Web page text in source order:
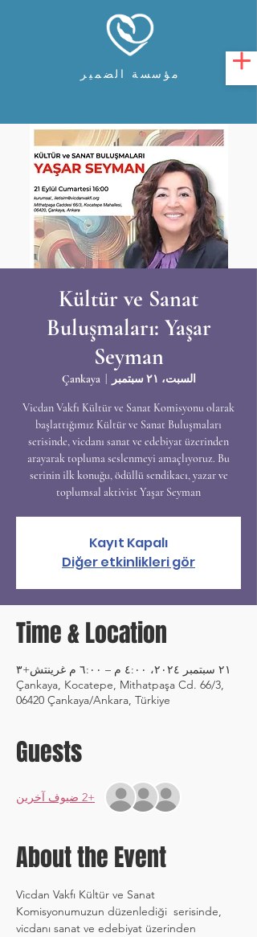
مؤسسة الضمير
Kültür ve Sanat
Buluşmaları: Yaşar
Seyman
السبت، ٢١ سبتمبر
  |
Çankaya
Vicdan Vakfı Kültür ve Sanat Komisyonu olarak
başlattığımız Kültür ve Sanat Buluşmaları
serisinde, vicdanı sanat ve edebiyat üzerinden
arayarak topluma seslenmeyi amaçlıyoruz. Bu
serinin ilk konuğu, ödüllü sendikacı, yazar ve
toplumsal aktivist Yaşar Seyman
Kayıt Kapalı
Diğer etkinlikleri gör
Time & Location
٢١ سبتمبر ٢٠٢٤، ٤:٠٠ م – ٦:٠٠ م غرينتش+٣
Çankaya, Kocatepe, Mithatpaşa Cd. 66/3,
06420 Çankaya/Ankara, Türkiye
Guests
+2 ضيوف آخرين
About the Event
Vicdan Vakfı Kültür ve Sanat
Komisyonumuzun düzenlediği serisinde,
vicdanı sanat ve edebiyat üzerinden